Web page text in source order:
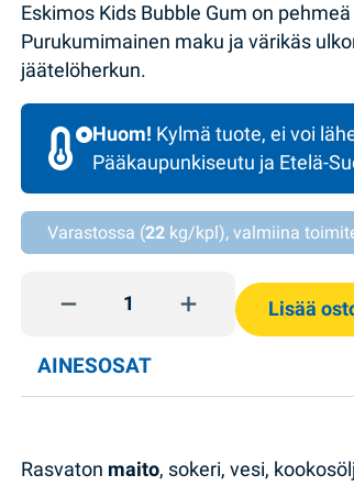
Eskimos Kids Bubble Gum on
Purukumimainen maku ja värikäs
jäätelöherkun.
Huom! Kylmä tuote, ei voi
Pääkaupunkiseutu ja Etelä-
Varastossa (22 kg/kpl), valmiina
Jäätelö Bubble Gum Eskimos 70g
Lisää
AINESOSAT
Rasvaton maito, sokeri, vesi,